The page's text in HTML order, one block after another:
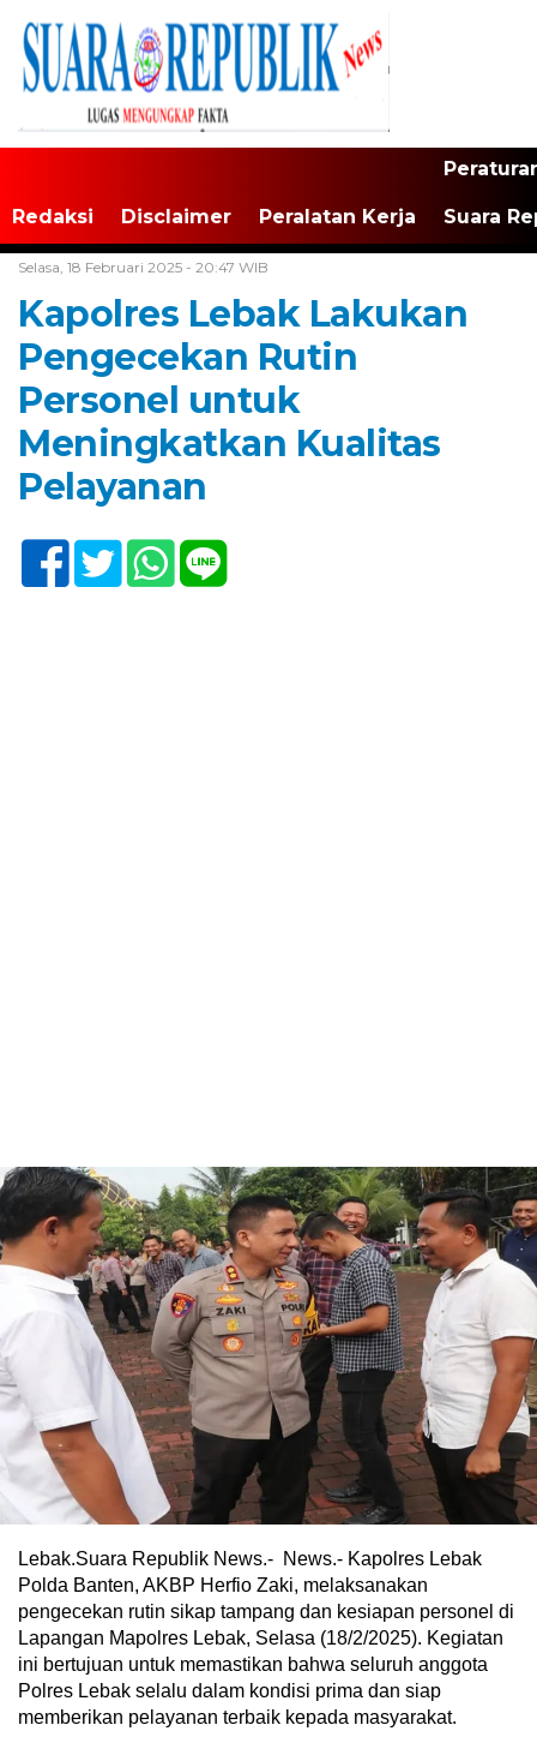
Redaksi Disclaimer Peralatan Kerja Suara
Selasa, 18 Februari 2025 - 20:47 WIB
Kapolres Lebak Lakukan
Pengecekan Rutin
Personel untuk
Meningkatkan Kualitas
Pelayanan
Lebak.Suara Republik News.- News.- Kapolres Lebak
Polda Banten, AKBP Herfio Zaki, melaksanakan
pengecekan rutin sikap tampang dan kesiapan personel di
Lapangan Mapolres Lebak, Selasa (18/2/2025). Kegiatan
ini bertujuan untuk memastikan bahwa seluruh anggota
Polres Lebak selalu dalam kondisi prima dan siap
memberikan pelayanan terbaik kepada masyarakat.